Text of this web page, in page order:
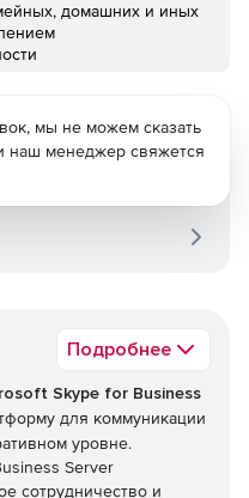
домашних и иных
Подробнее
Skype for Business
для коммуникации
уровне.
Server
сотрудничество и
мы не можем сказать
наш менеджер свяжется